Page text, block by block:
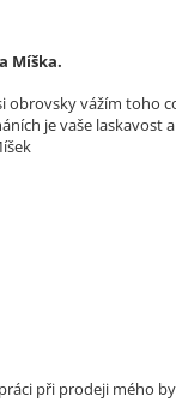
Míška.
obrovsky vážím toho
je vaše laskavost
při prodeji mého